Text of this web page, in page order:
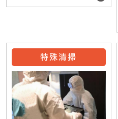
特殊清掃